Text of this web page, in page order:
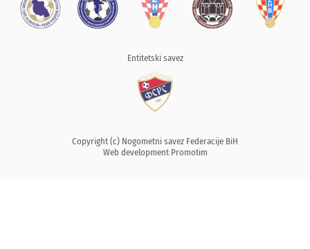
Entitetski savez
Copyright (c) Nogometni savez Federacije BiH
Web development Promotim